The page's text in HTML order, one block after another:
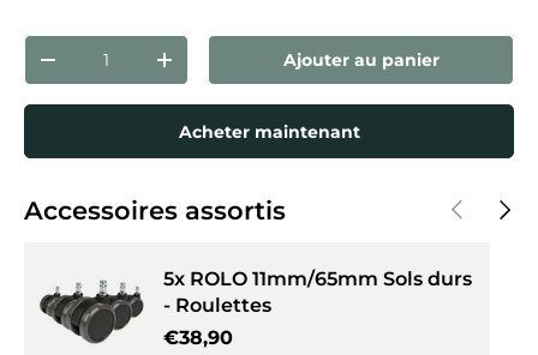
Qté
Diminuer la quantitéAugmenter la quantité
Ajouter au panier
Acheter maintenant
Accessoires assortis Précédent
5x ROLO 11mm/65mm Sols durs
- Roulettes
Prix habituel
€38,90